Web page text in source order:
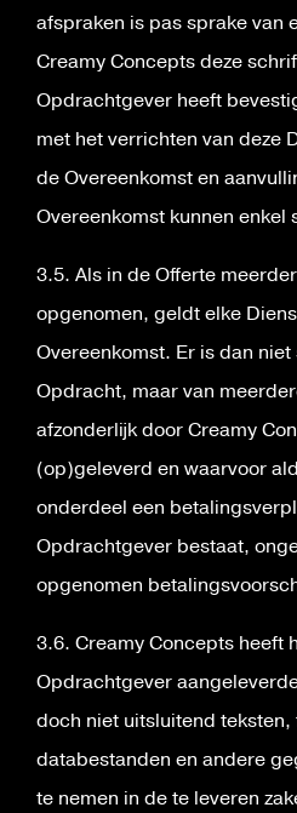
afspraken is pas sprake van
Creamy Concepts deze
Opdrachtgever heeft
met het verrichten van deze
de Overeenkomst en
Overeenkomst kunnen
3.5. Als in de Offerte
opgenomen, geldt elke
Overeenkomst. Er is dan
Opdracht, maar van
afzonderlijk door Creamy
(op)geleverd en waarvoor
onderdeel een
Opdrachtgever bestaat,
opgenomen
3.6. Creamy Concepts heeft
Opdrachtgever
doch niet uitsluitend teksten,
databestanden en andere
te nemen in de te leveren